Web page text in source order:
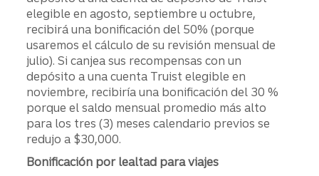
elegible en agosto, septiembre u octubre,
recibirá una bonificación del 50% (porque
usaremos el cálculo de su revisión mensual de
julio). Si canjea sus recompensas con un
depósito a una cuenta Truist elegible en
noviembre, recibiría una bonificación del 30 %
porque el saldo mensual promedio más alto
para los tres (3) meses calendario previos se
redujo a $30,000.
Bonificación por lealtad para viajes